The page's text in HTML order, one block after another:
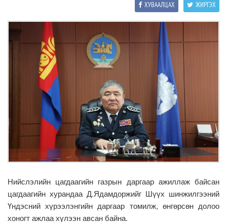
ЖИРГЭХ
ХУВААЛЦАХ
Нийслэлийн цагдаагийн газрын даргаар ажиллаж байсан
цагдаагийн хурандаа Д.Ядамдоржийг Шүүх шинжилгээний
Үндэсний хүрээлэнгийн даргаар томилж, өнгөрсөн долоо
хоногт ажлаа хүлээн авсан байна.